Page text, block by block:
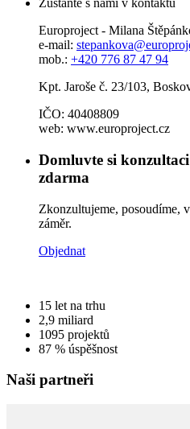
Zůstaňte s námi v kontaktu
Europroject - Milana
e-mail:
mob.: +420 776 87 47 94
Kpt. Jaroše č. 23/103,
IČO: 40408809
web: www.europroject.cz
Domluvte si konzultaci
zdarma
Zkonzultujeme, posoudíme,
záměr.
Objednat
15 let na trhu
2,9 miliard
1095 projektů
87 % úspěšnost
Naši partneři